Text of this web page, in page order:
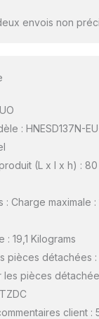
envois non
: HNESD137N-
(L x l x h) : 80
: Charge maximale
: 19,1 Kilograms
pièces détachées :
les pièces
client :